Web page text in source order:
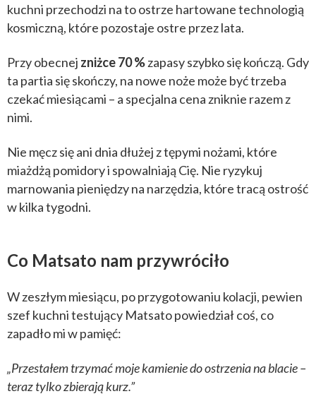
kuchni przechodzi na to ostrze hartowane technologią
kosmiczną, które pozostaje ostre przez lata.
Przy obecnej zniżce 70 %zapasy szybko się kończą. Gdy
ta partia się skończy, na nowe noże może być trzeba
czekać miesiącami – a specjalna cena zniknie razem z
nimi.
Nie męcz się ani dnia dłużej z tępymi nożami, które
miażdżą pomidory i spowalniają Cię. Nie ryzykuj
marnowania pieniędzy na narzędzia, które tracą ostrość
w kilka tygodni.
Co Matsato nam przywróciło
W zeszłym miesiącu, po przygotowaniu kolacji, pewien
szef kuchni testujący Matsato powiedział coś, co
zapadło mi w pamięć:
„Przestałem trzymać moje kamienie do ostrzenia na blacie –
teraz tylko zbierają kurz.”